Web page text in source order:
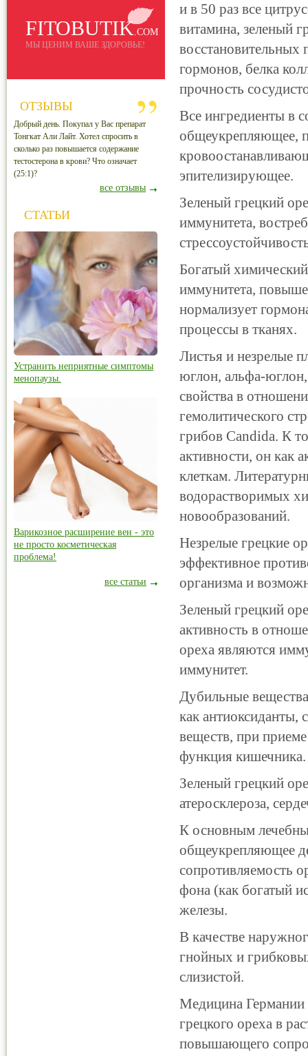
и в 50 раз все
витамина, зеленый
восстановительных
гормонов, белка
прочность
Все ингредиенты в
общеукрепляющее,
эпителизирующее.
Зеленый грецкий
иммунитета,
Богатый
иммунитета,
нормализует
процессы в тканях.
Листья и незрелые
юглон, альфа-
свойства в
гемолитического
грибов Candida. К
активности, он как
клеткам.
водорастворимых
новообразований.
Незрелые грецкие
эффективное
организма и
Зеленый грецкий
активность в
ореха являются
иммунитет.
Дубильные
как антиоксиданты,
веществ, при приеме
функция кишечника.
Зеленый грецкий
атеросклероза,
К основным
общеукрепляющее
сопротивляемость
фона (как богатый
железы.
В качестве
гнойных и
слизистой.
Медицина Германии
грецкого ореха в
повышающего
FITOBUTIK.COM
МЫ ЦЕНИМ ВАШЕ ЗДОРОВЬЕ!
ОТЗЫВЫ
Добрый день. Покупал у Вас препарат
Тонгкат Али Лайт. Хотел спросить в
сколько раз повышается содержание
тестостерона в крови? Что означает
(25:1)?
все отзывы
СТАТЬИ
Устранить неприятные симптомы
менопаузы.
Варикозное расширение вен - это
не просто косметическая
проблема!
все статьи